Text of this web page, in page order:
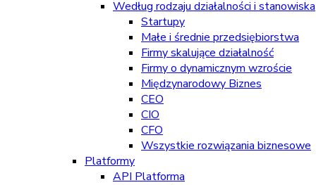
Według rodzaju działalności i stanowiska
Startupy
Małe i średnie przedsiębiorstwa
Firmy skalujące działalność
Firmy o dynamicznym wzroście
Międzynarodowy Biznes
CEO
CIO
CFO
Wszystkie rozwiązania biznesowe
Platformy
API Platforma